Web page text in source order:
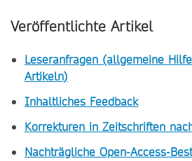
Veröffentlichte Artikel
Leseranfragen (allgemeine
Artikeln)
Inhaltliches Feedback
Korrekturen in Zeitschriften
Nachträgliche Open-Access-